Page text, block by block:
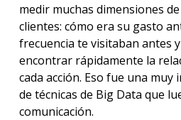
medir muchas dimensiones
clientes: cómo era su gasto
frecuencia te visitaban antes
encontrar rápidamente la
cada acción. Eso fue una
de técnicas de Big Data que
comunicación.